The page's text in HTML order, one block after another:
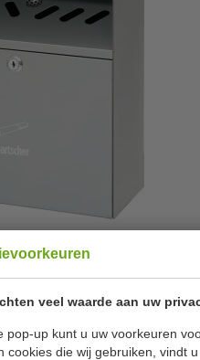
veel waarde aan uw
pop-up kunt u uw voorkeuren
cookies die wij gebruiken, vindt